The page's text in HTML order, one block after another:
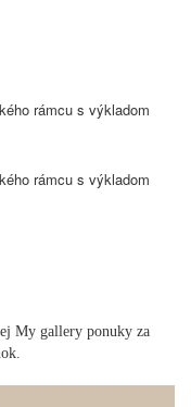
rámcu s výkladom
rámcu s výkladom
My gallery ponuky za